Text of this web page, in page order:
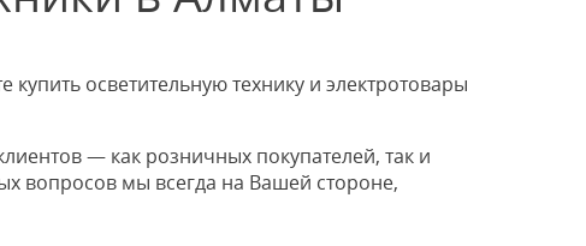
осветительную технику и электротовары
— как розничных покупателей, так и
вопросов мы всегда на Вашей стороне,